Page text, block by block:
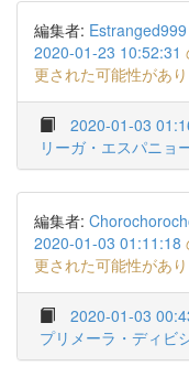
編集者: Estranged999
2020-01-23 10:52:31
更された可能性があり
2020-01-03
リーガ・エスパニョ
編集者:
2020-01-03 01:11:18
更された可能性があり
2020-01-03
プリメーラ・ディビ